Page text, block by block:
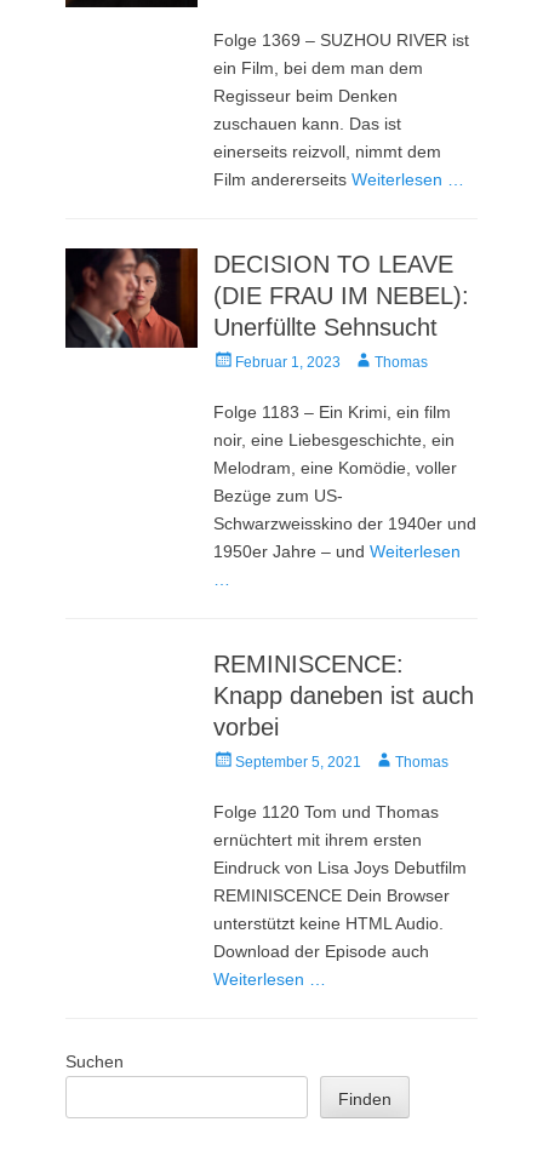
Folge 1369 – SUZHOU RIVER ist
ein Film, bei dem man dem
Regisseur beim Denken
zuschauen kann. Das ist
einerseits reizvoll, nimmt dem
Film andererseitsWeiterlesen …
DECISION TO LEAVE
(DIE FRAU IM NEBEL):
Unerfüllte Sehnsucht
Veröffentlicht
Februar 1, 2023 AutorThomas
Folge 1183 – Ein Krimi, ein film
noir, eine Liebesgeschichte, ein
Melodram, eine Komödie, voller
Bezüge zum US-
Schwarzweisskino der 1940er und
1950er Jahre – undWeiterlesen
REMINISCENCE:
Knapp daneben ist auch
vorbei
Veröffentlicht
September 5, 2021 AutorThomas
Folge 1120 Tom und Thomas
ernüchtert mit ihrem ersten
Eindruck von Lisa Joys Debutfilm
REMINISCENCE Dein Browser
unterstützt keine HTML Audio.
Download der Episode auch
Weiterlesen …
Suchen
Finden